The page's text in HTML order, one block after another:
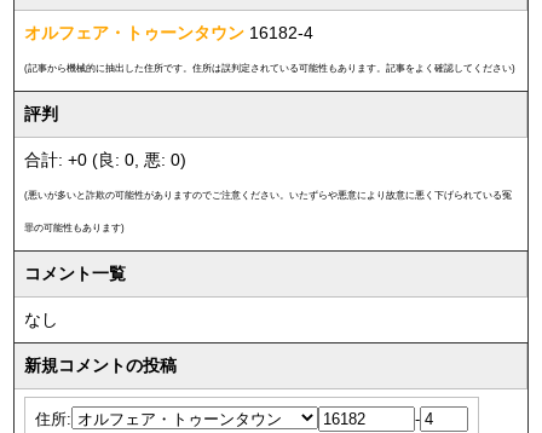
オルフェア・トゥーンタウン 16182-4
(記事から機械的に抽出した住所です。住所は誤判定されている可能性もあります。記事をよく確認してください)
評判
合計: +0 (良: 0, 悪: 0)
(悪いが多いと詐欺の可能性がありますのでご注意ください。いたずらや悪意により故意に悪く下げられている冤
罪の可能性もあります)
コメント一覧
なし
新規コメントの投稿
住所: -